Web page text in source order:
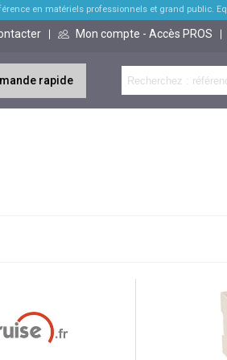
en matériels professionnels et grand public.
Mon compte - Accès PROS
rapide